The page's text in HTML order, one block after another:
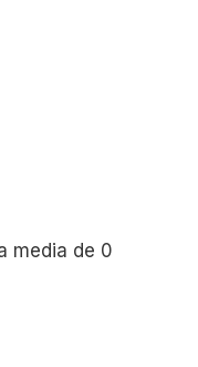
media de 0